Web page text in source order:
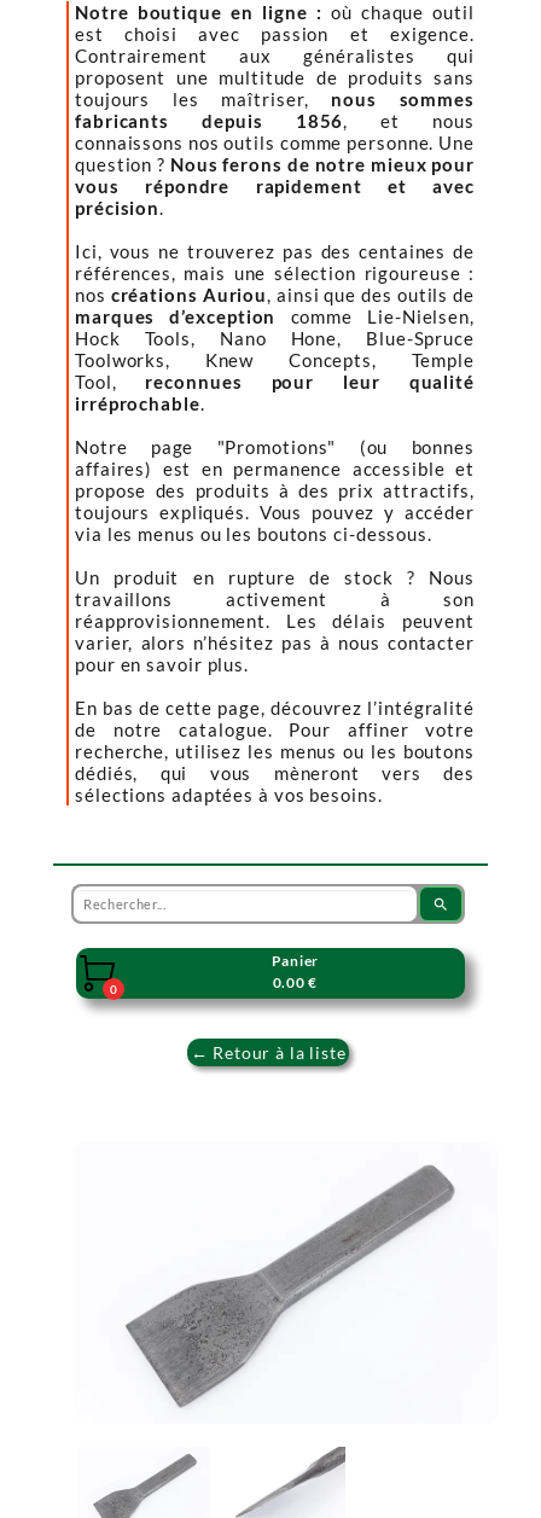
Notre boutique en ligne : où chaque outil
est choisi avec passion et exigence.
Contrairement aux généralistes qui
proposent une multitude de produits sans
toujours les maîtriser, nous sommes
fabricants depuis 1856, et nous
connaissons nos outils comme personne. Une
question ? Nous ferons de notre mieux pour
vous répondre rapidement et avec
précision.
Ici, vous ne trouverez pas des centaines de
références, mais une sélection rigoureuse :
nos créations Auriou, ainsi que des outils de
marques d’exception
comme Lie-Nielsen,
Hock Tools, Nano Hone, Blue-Spruce
Toolworks, Knew Concepts, Temple
Tool, reconnues pour leur qualité
irréprochable.
Notre page "Promotions" (ou bonnes
affaires) est en permanence accessible et
propose des produits à des prix attractifs,
toujours expliqués. Vous pouvez y accéder
via les menus ou les boutons ci-dessous.
Un produit en rupture de stock ? Nous
travaillons activement à son
réapprovisionnement. Les délais peuvent
varier, alors n’hésitez pas à nous contacter
pour en savoir plus.
En bas de cette page, découvrez l’intégralité
de notre catalogue. Pour affiner votre
recherche, utilisez les menus ou les boutons
dédiés, qui vous mèneront vers des
sélections adaptées à vos besoins.
search

0
Panier
0.00 €
← Retour à la liste